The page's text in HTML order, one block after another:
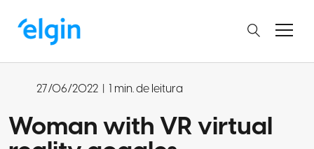
27/06/2022 | 1 min. de leitura
Woman with VR virtual